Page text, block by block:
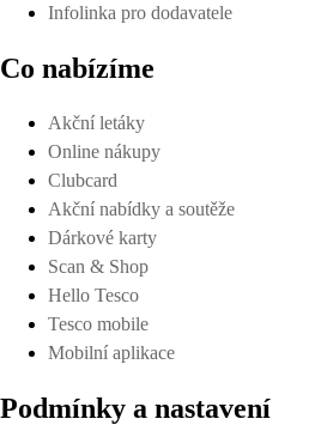
Infolinka pro dodavatele
Co nabízíme
Akční letáky
Online nákupy
Clubcard
Akční nabídky a soutěže
Dárkové karty
Scan & Shop
Hello Tesco
Tesco mobile
Mobilní aplikace
Podmínky a nastavení